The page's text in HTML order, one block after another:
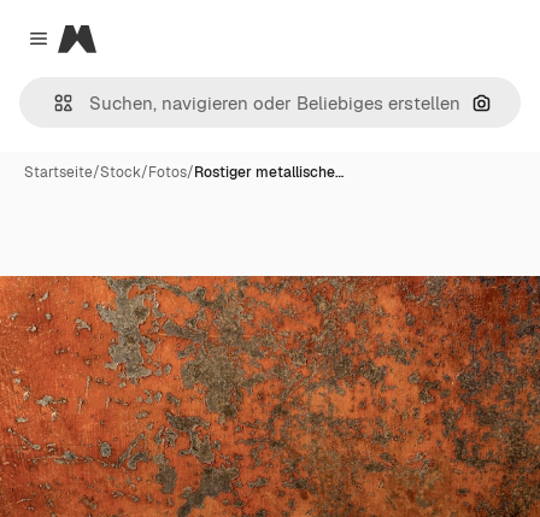
Close menu
Magnific
Nach
Startseite/Stock/Fotos/Rostiger metallische…